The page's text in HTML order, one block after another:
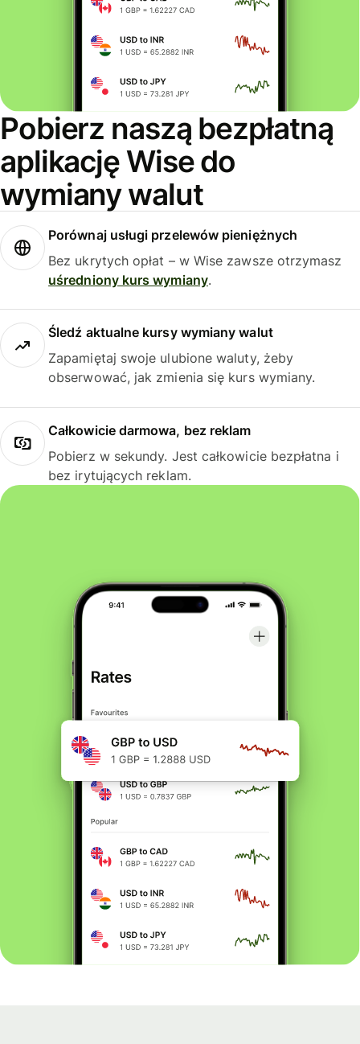
Pobierz naszą bezpłatną
aplikację Wise do
wymiany walut
Porównaj usługi przelewów pieniężnych
Bez ukrytych opłat – w Wise zawsze otrzymasz
uśredniony kurs wymiany.
Śledź aktualne kursy wymiany walut
Zapamiętaj swoje ulubione waluty, żeby
obserwować, jak zmienia się kurs wymiany.
Całkowicie darmowa, bez reklam
Pobierz w sekundy. Jest całkowicie bezpłatna i
bez irytujących reklam.